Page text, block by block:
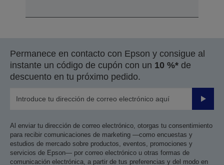
Permanece en contacto con Epson y consigue al
instante un código de cupón con un 10 %* de
descuento en tu próximo pedido.
Enviar
Al enviar tu dirección de correo electrónico, otorgas tu consentimiento
para recibir comunicaciones de marketing —como encuestas y
estudios de mercado sobre productos, eventos, promociones y
servicios de Epson— por correo electrónico u otras formas de
comunicación electrónica, a partir de tus preferencias y del modo en